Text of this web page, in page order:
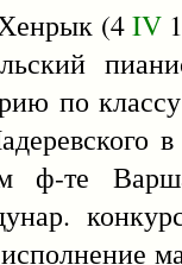
(4IV
по
ф-те